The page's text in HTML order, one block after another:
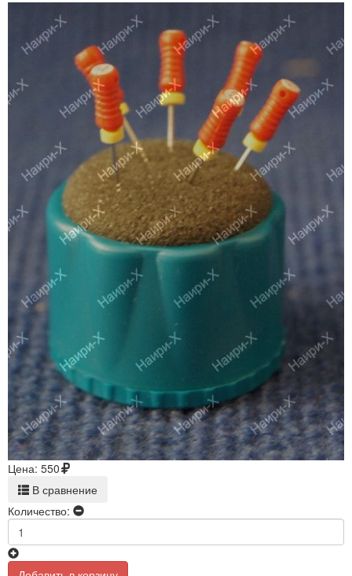
Цена: 550
В сравнение
Количество: